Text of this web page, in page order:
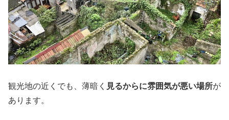
観光地の近くでも、薄暗く 見るからに雰囲気が悪い場所が
あります。